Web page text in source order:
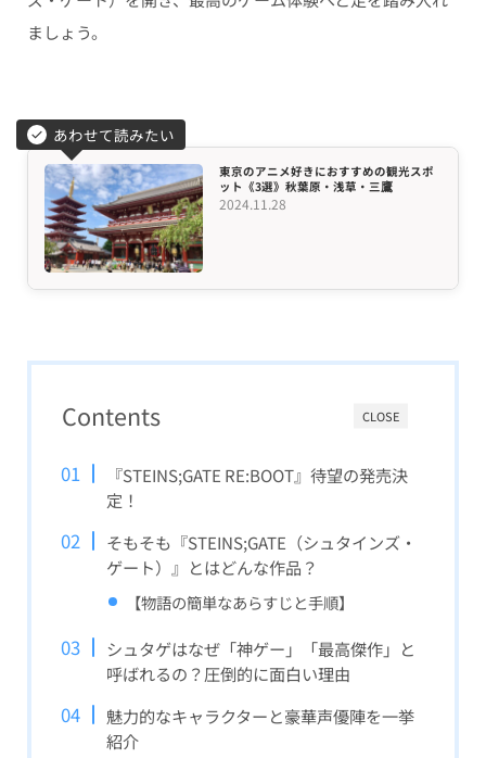
ましょう。
あわせて読みたい
東京のアニメ好きにおすすめの観光スポ
ット《3選》秋葉原・浅草・三鷹
2024.11.28
CLOSE
Contents
『STEINS;GATE RE:BOOT』待望の発売決
定！
そもそも『STEINS;GATE（シュタインズ・
ゲート）』とはどんな作品？
【物語の簡単なあらすじと手順】
シュタゲはなぜ「神ゲー」「最高傑作」と
呼ばれるの？圧倒的に面白い理由
魅力的なキャラクターと豪華声優陣を一挙
紹介